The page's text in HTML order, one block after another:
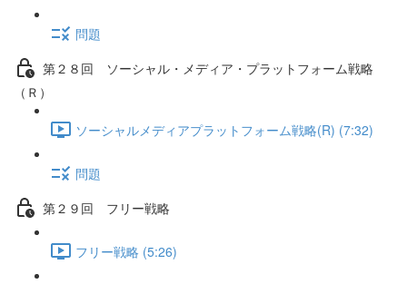
問題
第２８回 ソーシャル・メディア・プラットフォーム戦略
（Ｒ）
ソーシャルメディアプラットフォーム戦略(R) (7:32)
問題
第２９回 フリー戦略
フリー戦略 (5:26)